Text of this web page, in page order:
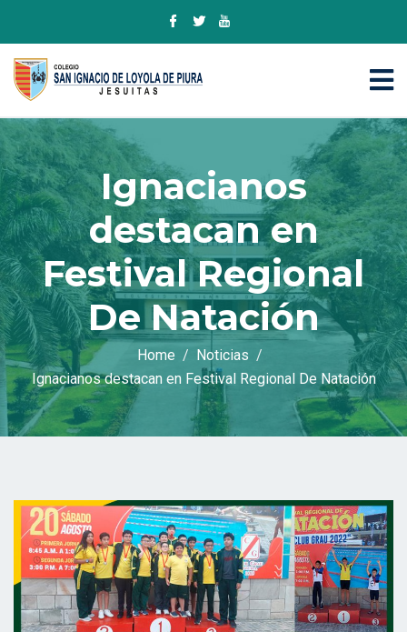
Ignacianos
destacan en
Festival Regional
De Natación
Home
Noticias
Ignacianos destacan en Festival Regional De Natación